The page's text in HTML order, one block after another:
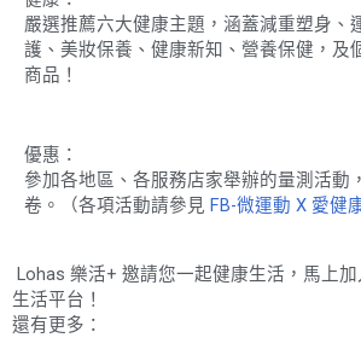
嚴選推薦六大健康主題，涵蓋減重塑身、
護、美妝保養、健康新知、營養保健，及
商品！
優惠：
參加各地區、各服務店家舉辦的量測活動
卷。（各項活動請參見 FB-微運動 X 愛健
Lohas 樂活+ 邀請您一起健康生活，馬上
生活平台！
還有更多：